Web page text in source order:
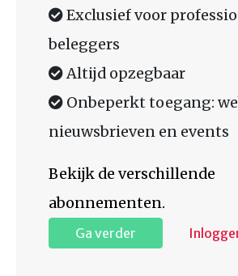
Exclusief voor
beleggers
Altijd opzegbaar
Onbeperkt toegang:
nieuwsbrieven en events
Bekijk de verschillende
abonnementen.
Ga verder